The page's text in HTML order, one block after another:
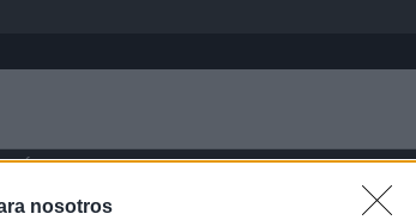
nosotros
África Asia-Pacífico Europa Latinoamérica